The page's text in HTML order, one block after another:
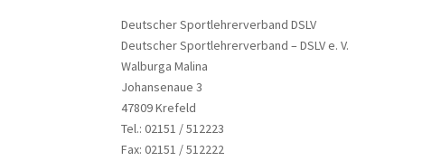
Deutscher Sportlehrerverband DSLV
Deutscher Sportlehrerverband – DSLV e. V.
Walburga Malina
Johansenaue 3
47809 Krefeld
Tel.: 02151 / 512223
Fax: 02151 / 512222